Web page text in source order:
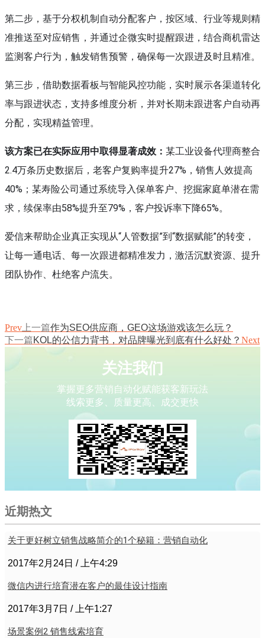
第二步，基于分权机制自动分配客户，按区域、行业等规则精
准推送至对应销售，并通过企微实时提醒跟进，结合商机雷达
监测客户行为，触发销售预警，确保每一次跟进及时且精准。
第三步，借助数据看板与智能风控功能，实时展示各渠道转化
率与跟进状态，支持多维度分析，并对长期未跟进客户自动再
分配，实现精益管理。
该方案已在实际应用中取得显著成效： 某工业设备代理商整合
2.4万条历史数据后，老客户复购率提升27%，销售人效提高
40%；某寿险公司通过系统导入保单客户、挖掘家庭单潜在需
求，续保率由58%提升至79%，客户投诉率下降65%。
爱信来帮助企业真正实现从“人管数据”到“数据赋能”的转变，
让每一通电话、每一次跟进都精准发力，激活沉默资源、提升
团队协作、杜绝客户流失。
Prev 上一篇作为SEO供应商，GEO这场游戏该怎么玩？
下一篇KOL的公信力背书，对品牌曝光到底有什么好处？ Next
关注我们
掌握更多营销自动化赋能获客新玩法
线索更多、质量更高、成交更快
近期热文
关于更好树立销售战略简介的1个秘籍：营销自动化
2017年2月24日 上午4:29
微信内进行培育潜在客户的最佳设计指南
2017年3月7日 上午1:27
场景案例2 销售线索培育